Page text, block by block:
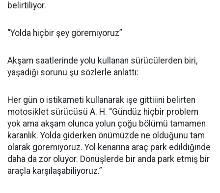
belirtiliyor.
“Yolda hiçbir şey göremiyoruz”
Akşam saatlerinde yolu kullanan sürücülerden biri,
yaşadığı sorunu şu sözlerle anlattı:
Her gün o istikameti kullanarak işe gittiiini belirten
motosiklet sürücüsü A. H. “Gündüz hiçbir problem
yok ama akşam olunca yolun çoğu bölümü tamamen
karanlık. Yolda giderken önümüzde ne olduğunu tam
olarak göremiyoruz. Yol kenarına araç park edildiğinde
daha da zor oluyor. Dönüşlerde bir anda park etmiş bir
araçla karşılaşabiliyoruz.”